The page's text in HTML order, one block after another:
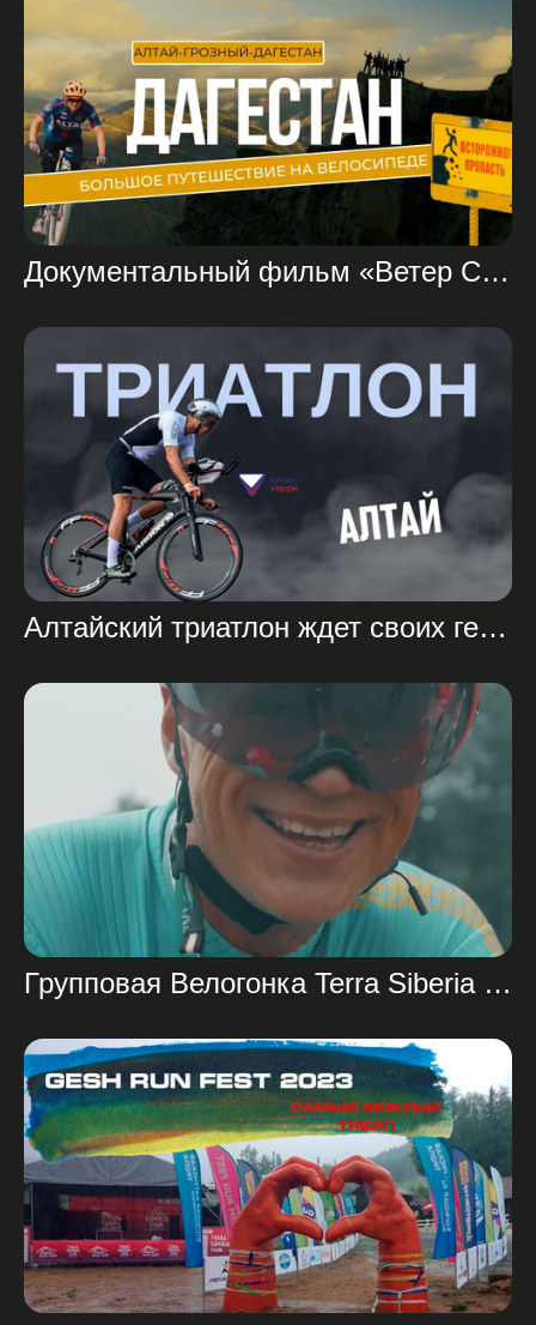
Документальный фильм «Ветер СВОБОДЫ» — ВЕЛОТУР из Грозного в Дагестан.
Алтайский триатлон ждет своих героев!
Групповая Велогонка Terra Siberia Шерегеш 2023